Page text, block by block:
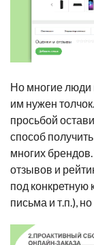
Но многие люди
им нужен
просьбой
способ
многих
отзывов и
под
письма и т.п.),